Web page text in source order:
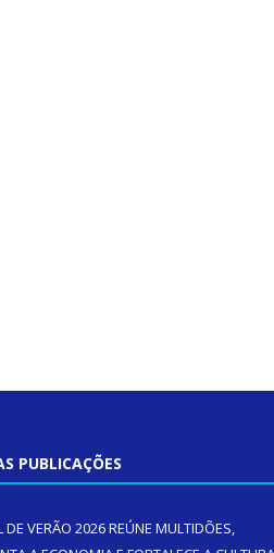
PUBLICAÇÕES
DE VERÃO 2026 REÚNE MULTIDÕES,